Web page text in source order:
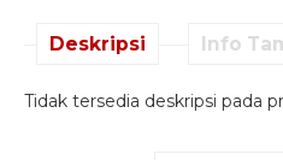
Deskripsi Info
Tidak tersedia deskripsi pada